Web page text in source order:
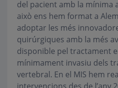
del pacient amb la mínima
això ens hem format a
adoptar les més
quirúrgiques amb la més
disponible pel tractament
mínimament invasiu dels
vertebral. En el MIS hem